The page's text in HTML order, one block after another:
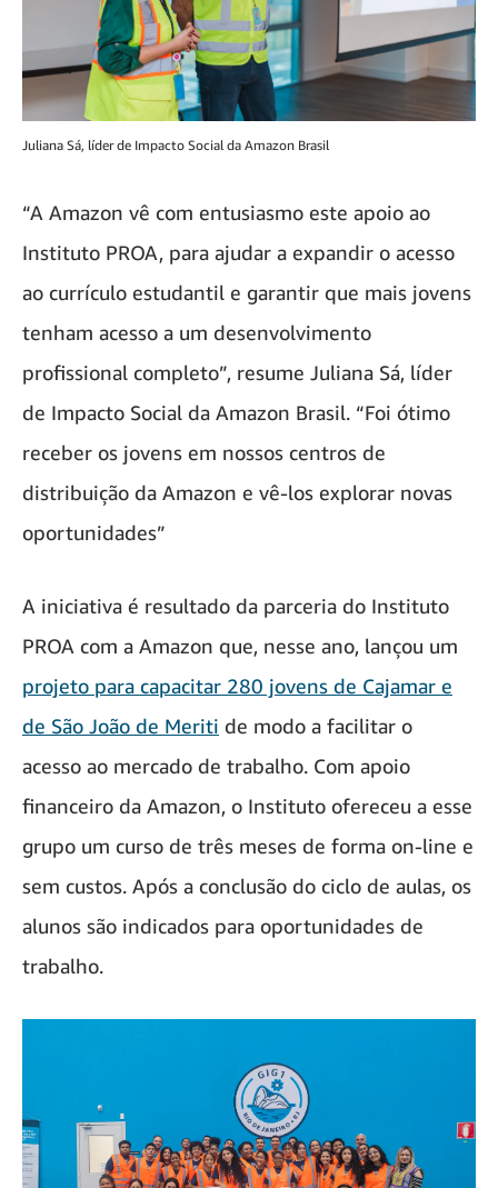
Juliana Sá, líder de Impacto Social da Amazon Brasil
“A Amazon vê com entusiasmo este apoio ao
Instituto PROA, para ajudar a expandir o acesso
ao currículo estudantil e garantir que mais jovens
tenham acesso a um desenvolvimento
profissional completo”, resume Juliana Sá, líder
de Impacto Social da Amazon Brasil. “Foi ótimo
receber os jovens em nossos centros de
distribuição da Amazon e vê-los explorar novas
oportunidades”
A iniciativa é resultado da parceria do Instituto
PROA com a Amazon que, nesse ano, lançou um
projeto para capacitar 280 jovens de Cajamar e
de São João de Meriti de modo a facilitar o
acesso ao mercado de trabalho. Com apoio
financeiro da Amazon, o Instituto ofereceu a esse
grupo um curso de três meses de forma on-line e
sem custos. Após a conclusão do ciclo de aulas, os
alunos são indicados para oportunidades de
trabalho.